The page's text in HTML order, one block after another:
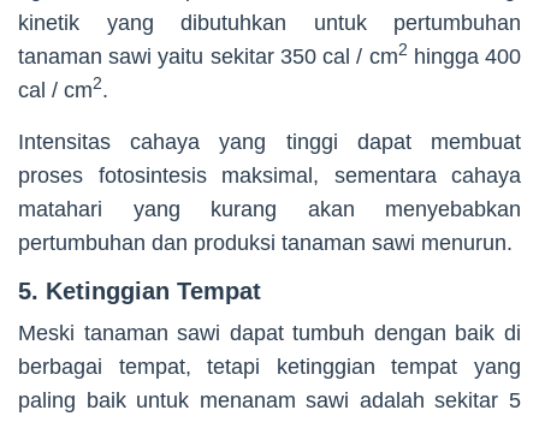
kinetik yang dibutuhkan untuk pertumbuhan
tanaman sawi yaitu sekitar 350 cal / cm2 hingga 400
cal / cm2.
Intensitas cahaya yang tinggi dapat membuat
proses fotosintesis maksimal, sementara cahaya
matahari yang kurang akan menyebabkan
pertumbuhan dan produksi tanaman sawi menurun.
5. Ketinggian Tempat
Meski tanaman sawi dapat tumbuh dengan baik di
berbagai tempat, tetapi ketinggian tempat yang
paling baik untuk menanam sawi adalah sekitar 5